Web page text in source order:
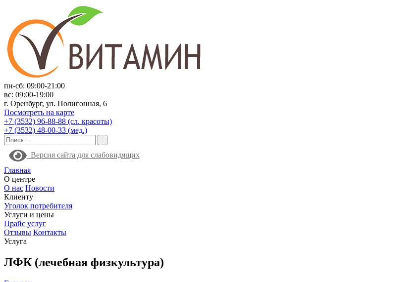
пн-сб: 09:00-21:00
вс: 09:00-19:00
г. Оренбург, ул. Полигонная, 6
Посмотреть на карте
+7 (3532) 96-88-88 (сл. красоты)
+7 (3532) 48-00-33 (мед.)
Версия сайта для слабовидящих
Главная
О центре
О нас Новости
Клиенту
Уголок потребителя
Услуги и цены
Прайс услуг
Отзывы Контакты
Услуга
ЛФК (лечебная физкультура)